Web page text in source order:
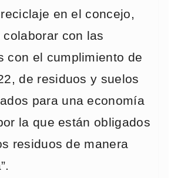
en el concejo,
con las
con el cumplimiento de
de residuos y suelos
para una economía
la que están obligados
residuos de manera